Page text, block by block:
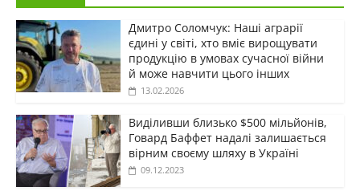
Дмитро Соломчук: Наші аграрії
єдині у світі, хто вміє вирощувати
продукцію в умовах сучасної війни
й може навчити цього інших
13.02.2026
Виділивши близько $500 мільйонів,
Говард Баффет надалі залишається
вірним своєму шляху в Україні
09.12.2023